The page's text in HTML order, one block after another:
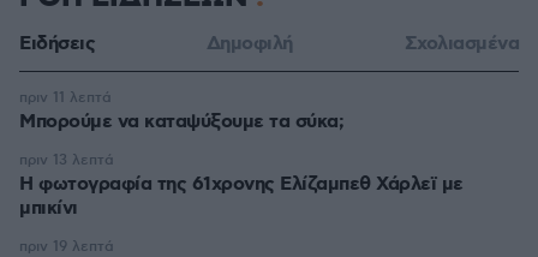
Ειδήσεις Δημοφιλή Σχολιασμένα
Μπορούμε να καταψύξουμε τα σύκα;
πριν 11 λεπτά
Η φωτογραφία της 61χρονης Ελίζαμπεθ Χάρλεϊ με
μπικίνι
πριν 13 λεπτά
πριν 19 λεπτά